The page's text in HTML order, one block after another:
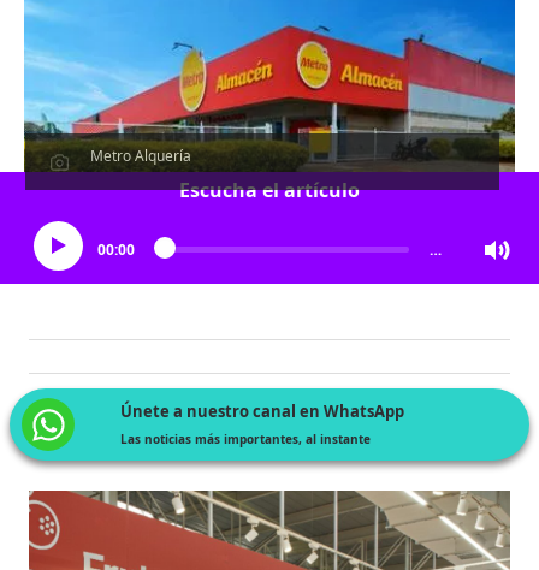
Metro Alquería
Escucha el artículo
00:00 …
Únete a nuestro canal en WhatsApp
Las noticias más importantes, al instante